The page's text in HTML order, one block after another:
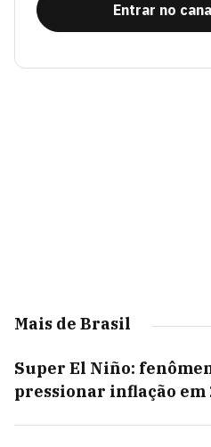
Entrar no
Mais de Brasil
Super El Niño:
pressionar inflação em